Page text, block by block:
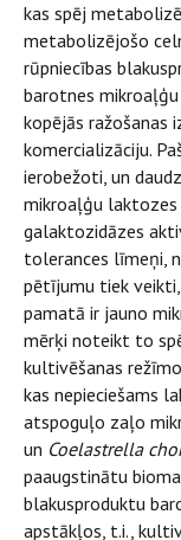
kas spēj
metabolizējošo
rūpniecības
barotnes
kopējās ražošanas
komercializāciju.
ierobežoti, un
mikroaļģu laktozes
galaktozidāzes
tolerances līmeņi,
pētījumu tiek
pamatā ir jauno
mērķi noteikt to
kultivēšanas
kas nepieciešams
atspoguļo zaļo
un Coelastrella
paaugstinātu
blakusproduktu
apstākļos, t.i.,